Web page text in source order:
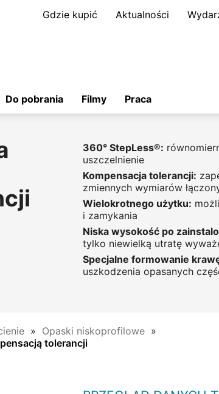
Gdzie kupić Aktualności
Do pobrania Filmy Praca
360° StepLess®:
uszczelnienie
Kompensacja tolerancji:
zmiennych wymiarów
Wielokrotnego użytku:
i zamykania
Niska wysokość po
tylko niewielką utratę
Specjalne formowanie
uszkodzenia opasanych
Opaski niskoprofilowe
tolerancji